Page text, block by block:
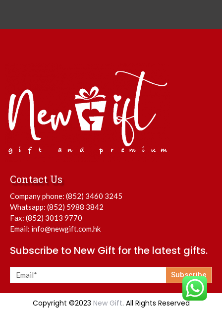
Contact Us
Company phone: (852) 3460 3245
Whatsapp: (852) 5988 3842
Fax: (852) 3013 9770
Email: info@newgift.com.hk
Subscribe to New Gift for the latest gifts.
Subscribe
Copyright ©2023 New Gift. All Rights Reserved